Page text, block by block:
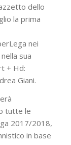
dello
la prima
nei
sua
+ Hd:
Giani.
tutte le
2017/2018,
in base